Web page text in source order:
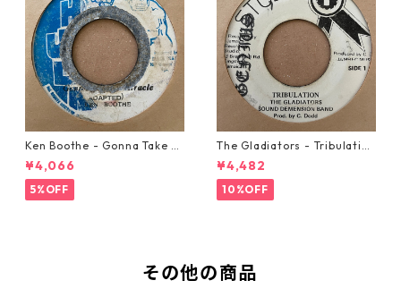
Ken Boothe - Gonna Take A
Miracle【7-21362】
¥4,066
5%OFF
The Gladiators - Tribulation
【7-21365】
¥4,482
10%OFF
その他の商品